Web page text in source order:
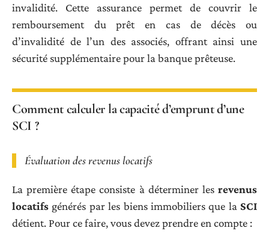
invalidité. Cette assurance permet de couvrir le
remboursement du prêt en cas de décès ou
d’invalidité de l’un des associés, offrant ainsi une
sécurité supplémentaire pour la banque prêteuse.
Comment calculer la capacité d’emprunt d’une
SCI ?
Évaluation des revenus locatifs
La première étape consiste à déterminer les revenus
locatifs générés par les biens immobiliers que la SCI
détient. Pour ce faire, vous devez prendre en compte :